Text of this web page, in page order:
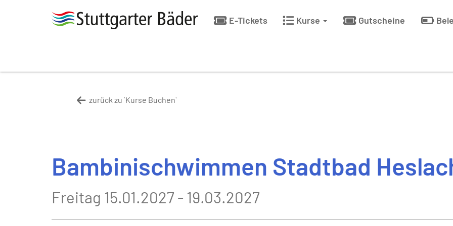
E-Tickets Kurse Gutscheine
zurück zu `Kurse Buchen`
Bambinischwimmen Stadtbad
Freitag 15.01.2027 - 19.03.2027